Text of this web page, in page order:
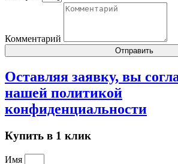
Комментарий
Отправить
Оставляя заявку, вы
нашей политикой
конфиденциальности
Купить в 1 клик
Имя